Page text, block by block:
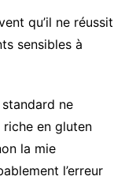
qu’il ne réussit
sensibles à
ne
en gluten
la mie
l’erreur